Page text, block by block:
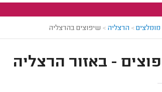
מומלצים> הרצליה > שיפוצים בהרצליה
- באזור הרצליה